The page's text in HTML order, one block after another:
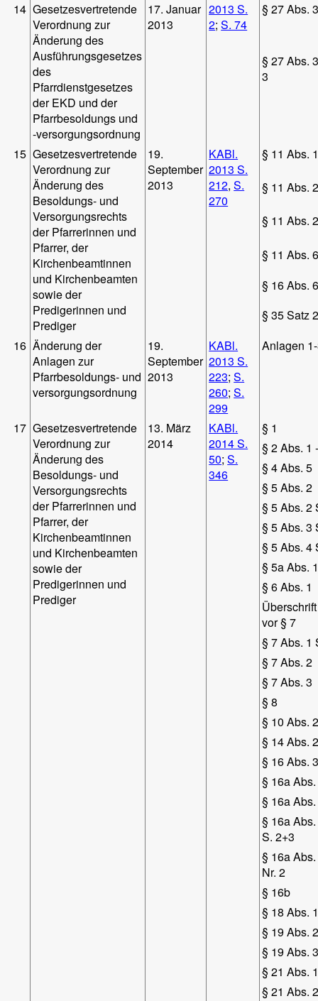
14 Gesetzesvertretende
Verordnung zur
Änderung des
Ausführungsgesetzes
des
Pfarrdienstgesetzes
der EKD und der
Pfarrbesoldungs und
-versorgungsordnung
17. Januar
2013
2013 S.
2;S. 74
§ 27 Abs.
§ 27 Abs.
3
15 Gesetzesvertretende
Verordnung zur
Änderung des
Besoldungs- und
Versorgungsrechts
der Pfarrerinnen und
Pfarrer, der
Kirchenbeamtinnen
und Kirchenbeamten
sowie der
Predigerinnen und
Prediger
19.
September
2013
KABl.
2013 S.
212,S.
270
§ 11 Abs.
§ 11 Abs.
§ 11 Abs.
§ 11 Abs.
§ 16 Abs.
§ 35 Satz
16 Änderung der
Anlagen zur
Pfarrbesoldungs- und
versorgungsordnung
19.
September
2013
KABl.
2013 S.
223;S.
260;S.
299
Anlagen
17 Gesetzesvertretende
Verordnung zur
Änderung des
Besoldungs- und
Versorgungsrechts
der Pfarrerinnen und
Pfarrer, der
Kirchenbeamtinnen
und Kirchenbeamten
sowie der
Predigerinnen und
Prediger
13. März
2014
KABl.
2014 S.
50;S.
346
§ 1
§ 2 Abs. 1
§ 4 Abs. 5
§ 5 Abs. 2
§ 5 Abs. 2
§ 5 Abs. 3
§ 5 Abs. 4
§ 5a Abs.
§ 6 Abs. 1
Überschrift
vor § 7
§ 7 Abs. 1
§ 7 Abs. 2
§ 7 Abs. 3
§ 8
§ 10 Abs.
§ 14 Abs.
§ 16 Abs.
§ 16a
§ 16a
§ 16a
S. 2+3
§ 16a
Nr. 2
§ 16b
§ 18 Abs.
§ 19 Abs.
§ 19 Abs.
§ 21 Abs.
§ 21 Abs.